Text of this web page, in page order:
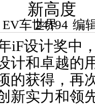
新高度
2024-05-21 来源：EV车世界 编辑：王希然 浏览量： 24194
iF设计奖中
计和卓越的
的获得，再
新实力和领